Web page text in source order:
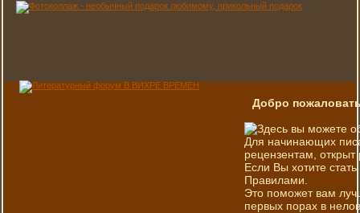
Добро
Здесь вы можете
Для начинающих
рецензентам, открыт
Если Вы хотите
Правилами.
Это поможет вам
первых порах в